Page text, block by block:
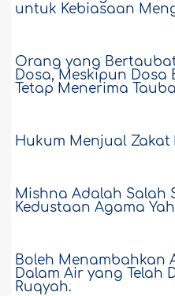
untuk Kebiasaan
Orang yang
Dosa, Meskipun Dosa
Tetap Menerima
Hukum Menjual Zakat
Mishna Adalah Salah
Kedustaan Agama
Boleh Menambahkan
Dalam Air yang Telah
Ruqyah.